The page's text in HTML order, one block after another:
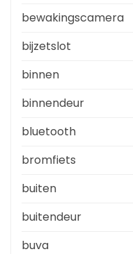
bewakingscamera
bijzetslot
binnen
binnendeur
bluetooth
bromfiets
buiten
buitendeur
buva